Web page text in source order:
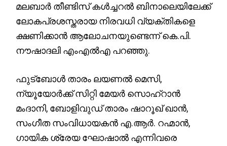
മലബാർ തീണ്ടിസ് കൾച്ചറൽ ബിനാലെയിലേക്ക്
ലോകപ്രശസ്തരായ നിരവധി വ്യക്തികളെ
ക്ഷണിക്കാൻ ആലോചനയുണ്ടെന്ന് കെ.പി.
നൗഷാദലി എംഎൽഎ പറഞ്ഞു.
ഫുട്ബോൾ താരം ലയണൽ മെസി,
ന്യൂയോർക്ക് സിറ്റി മേയർ സൊഹ്‌റാൻ
മംദാനി, ബോളിവുഡ് താരം ഷാറൂഖ് ഖാൻ,
സംഗീത സംവിധായകൻ എ.ആർ. റഹ്മാൻ,
ഗായിക ശ്രേയ ഘോഷാൽ എന്നിവരെ